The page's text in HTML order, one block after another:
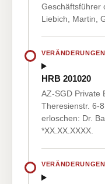
Geschäftsführer
Liebich, Martin,
VERÄNDERUNGEN
HRB 201020
AZ-SGD Private
Theresienstr. 6-
erloschen: Dr.
*XX.XX.XXXX.
VERÄNDERUNGEN